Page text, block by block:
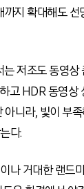
까지 확대해도 선
저조도 동영상
고HDR동영상
아니라, 빛이 부
다.
나 거대한 랜드